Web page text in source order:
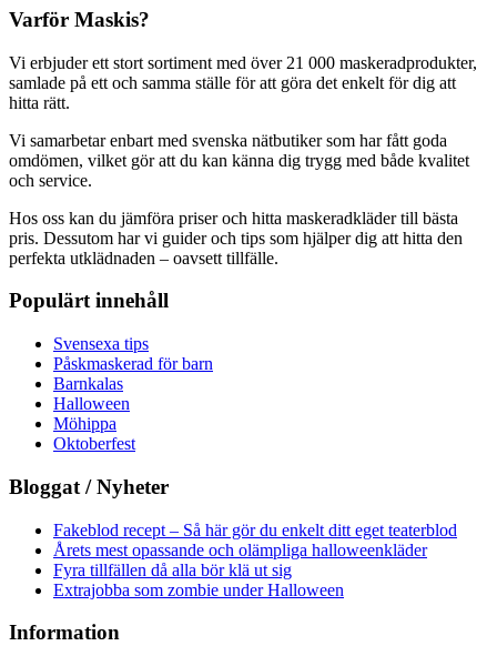
Varför Maskis?
Vi erbjuder ett stort sortiment med över 21 000 maskeradprodukter,
samlade på ett och samma ställe för att göra det enkelt för dig att
hitta rätt.
Vi samarbetar enbart med svenska nätbutiker som har fått goda
omdömen, vilket gör att du kan känna dig trygg med både kvalitet
och service.
Hos oss kan du jämföra priser och hitta maskeradkläder till bästa
pris. Dessutom har vi guider och tips som hjälper dig att hitta den
perfekta utklädnaden – oavsett tillfälle.
Populärt innehåll
Svensexa tips
Påskmaskerad för barn
Barnkalas
Halloween
Möhippa
Oktoberfest
Bloggat / Nyheter
Fakeblod recept – Så här gör du enkelt ditt eget teaterblod
Årets mest opassande och olämpliga halloweenkläder
Fyra tillfällen då alla bör klä ut sig
Extrajobba som zombie under Halloween
Information